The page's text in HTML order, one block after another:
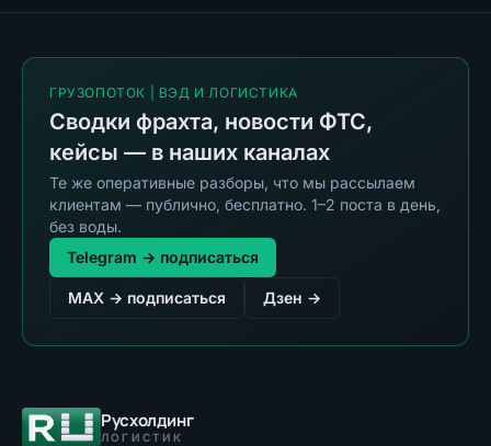
ГРУЗОПОТОК | ВЭД И ЛОГИСТИКА
Сводки фрахта, новости ФТС,
кейсы — в наших каналах
Те же оперативные разборы, что мы рассылаем
клиентам — публично, бесплатно. 1–2 поста в день,
без воды.
Telegram → подписаться
MAX → подписаться Дзен →
Русхолдинг
ЛОГИСТИК